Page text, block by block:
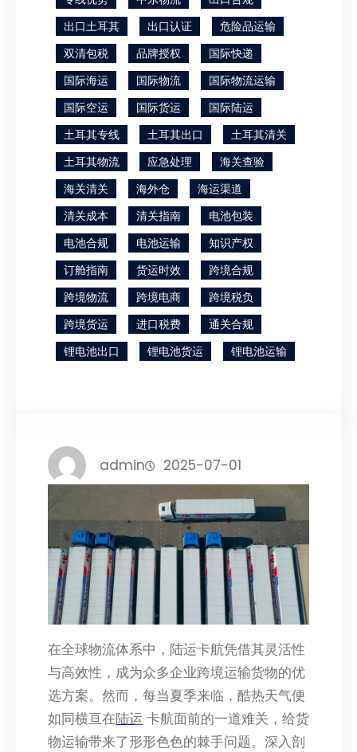
出口土耳其
出口认证
危险品运输
双清包税
品牌授权
国际快递
国际海运
国际物流
国际物流运输
国际空运
国际货运
国际陆运
土耳其专线
土耳其出口
土耳其清关
土耳其物流
应急处理
海关查验
海关清关
海外仓
海运渠道
清关成本
清关指南
电池包装
电池合规
电池运输
知识产权
订舱指南
货运时效
跨境合规
跨境物流
跨境电商
跨境税负
跨境货运
进口税费
通关合规
锂电池出口
锂电池货运 锂电池运输
admin 2025-07-01
在全球物流体系中，陆运卡航凭借其灵活性
与高效性，成为众多企业跨境运输货物的优
选方案。然而，每当夏季来临，酷热天气便
如同横亘在陆运 卡航面前的一道难关，给货
物运输带来了形形色色的棘手问题。深入剖